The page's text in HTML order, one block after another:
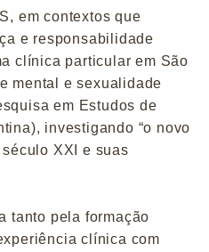
em contextos que
e responsabilidade
clínica particular em São
mental e sexualidade
em Estudos de
investigando “o novo
XXI e suas
tanto pela formação
clínica com